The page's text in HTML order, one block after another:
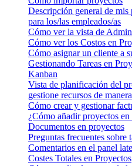
Descripción general de mis
para los/las empleados/as
Cómo ver la vista de
Cómo ver los Costos en
Cómo asignar un cliente a
Gestionando Tareas en
Kanban
Vista de planificación del
gestione recursos de
Cómo crear y gestionar
¿Cómo añadir proyectos
Documentos en proyectos
Preguntas frecuentes sobre
Comentarios en el panel
Costes Totales en Proyectos